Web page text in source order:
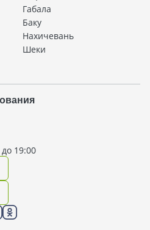
Габала
Баку
Нахичевань
Шеки
19:00